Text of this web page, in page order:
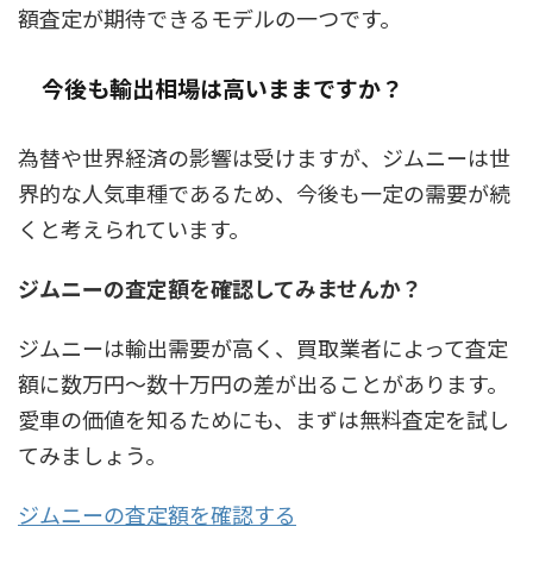
額査定が期待できるモデルの一つです。
今後も輸出相場は高いままですか？
為替や世界経済の影響は受けますが、ジムニーは世
界的な人気車種であるため、今後も一定の需要が続
くと考えられています。
ジムニーの査定額を確認してみませんか？
ジムニーは輸出需要が高く、買取業者によって査定
額に数万円〜数十万円の差が出ることがあります。
愛車の価値を知るためにも、まずは無料査定を試し
てみましょう。
ジムニーの査定額を確認する